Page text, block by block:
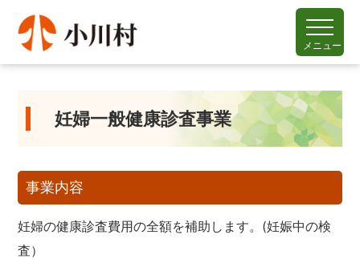
メニュー
妊婦一般健康診査事業
事業内容
妊婦の健康診査費用の全額を補助します。(妊娠中の検
査）